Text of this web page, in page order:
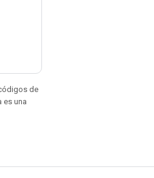
de
es una